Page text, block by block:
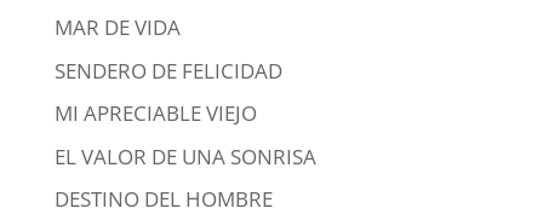
MAR DE VIDA
SENDERO DE FELICIDAD
MI APRECIABLE VIEJO
EL VALOR DE UNA SONRISA
DESTINO DEL HOMBRE